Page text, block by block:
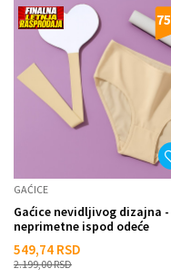
75
GAĆICE
Gaćice nevidljivog dizajna -
neprimetne ispod odeće
549,74 RSD
2.199,00RSD